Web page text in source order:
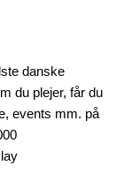
danske
du plejer, får du
events mm. på